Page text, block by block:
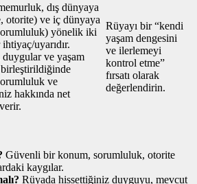
dış dünyaya
otorite) ve iç dünyaya
yönelik iki
uyarıdır.
ve yaşam
birleştirildiğinde
ve
hakkında net
Rüyayı bir “kendi
yaşam dengesini
ve ilerlemeyi
kontrol etme”
fırsatı olarak
değerlendirin.
Güvenli bir konum, sorumluluk, otorite
kaygılar.
Rüyada hissettiğiniz duyguyu, mevcut